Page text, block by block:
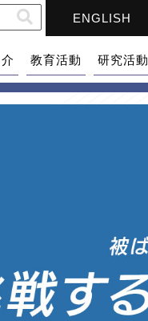
ENGLISH
教育活動 研究活動